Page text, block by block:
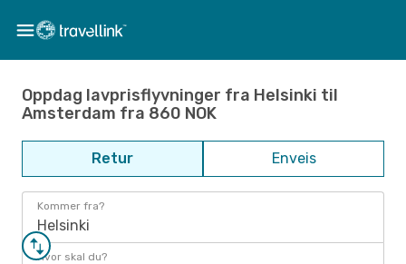
Oppdag lavprisflyvninger fra Helsinki til
Amsterdam fra 860 NOK
Retur Enveis
Kommer fra?
Helsinki
Hvor skal du?